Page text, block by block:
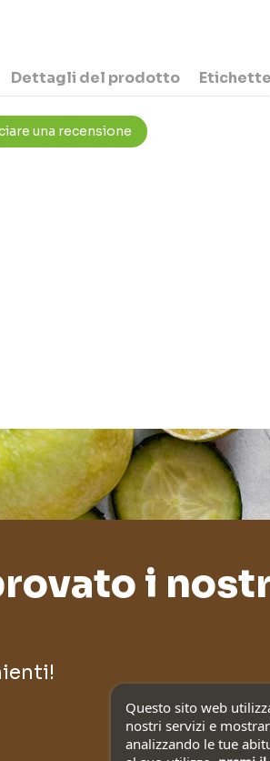
Dettagli del prodotto Etichette
una recensione
i
Questo sito web
nostri servizi e
analizzando le tue